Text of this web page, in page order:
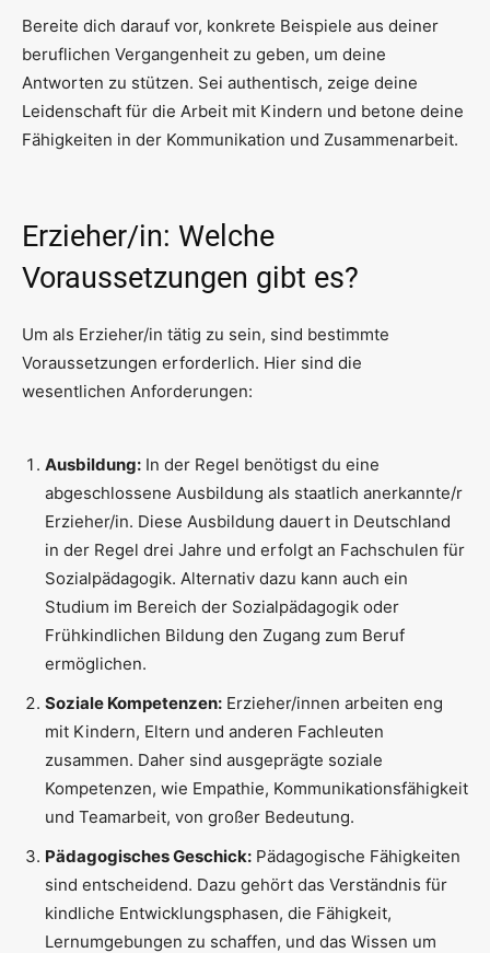
Bereite dich darauf vor, konkrete Beispiele aus deiner
beruflichen Vergangenheit zu geben, um deine
Antworten zu stützen. Sei authentisch, zeige deine
Leidenschaft für die Arbeit mit Kindern und betone deine
Fähigkeiten in der Kommunikation und Zusammenarbeit.
Erzieher/in: Welche
Voraussetzungen gibt es?
Um als Erzieher/in tätig zu sein, sind bestimmte
Voraussetzungen erforderlich. Hier sind die
wesentlichen Anforderungen:
Ausbildung: In der Regel benötigst du eine
abgeschlossene Ausbildung als staatlich anerkannte/r
Erzieher/in. Diese Ausbildung dauert in Deutschland
in der Regel drei Jahre und erfolgt an Fachschulen für
Sozialpädagogik. Alternativ dazu kann auch ein
Studium im Bereich der Sozialpädagogik oder
Frühkindlichen Bildung den Zugang zum Beruf
ermöglichen.
Soziale Kompetenzen: Erzieher/innen arbeiten eng
mit Kindern, Eltern und anderen Fachleuten
zusammen. Daher sind ausgeprägte soziale
Kompetenzen, wie Empathie, Kommunikationsfähigkeit
und Teamarbeit, von großer Bedeutung.
Pädagogisches Geschick: Pädagogische Fähigkeiten
sind entscheidend. Dazu gehört das Verständnis für
kindliche Entwicklungsphasen, die Fähigkeit,
Lernumgebungen zu schaffen, und das Wissen um